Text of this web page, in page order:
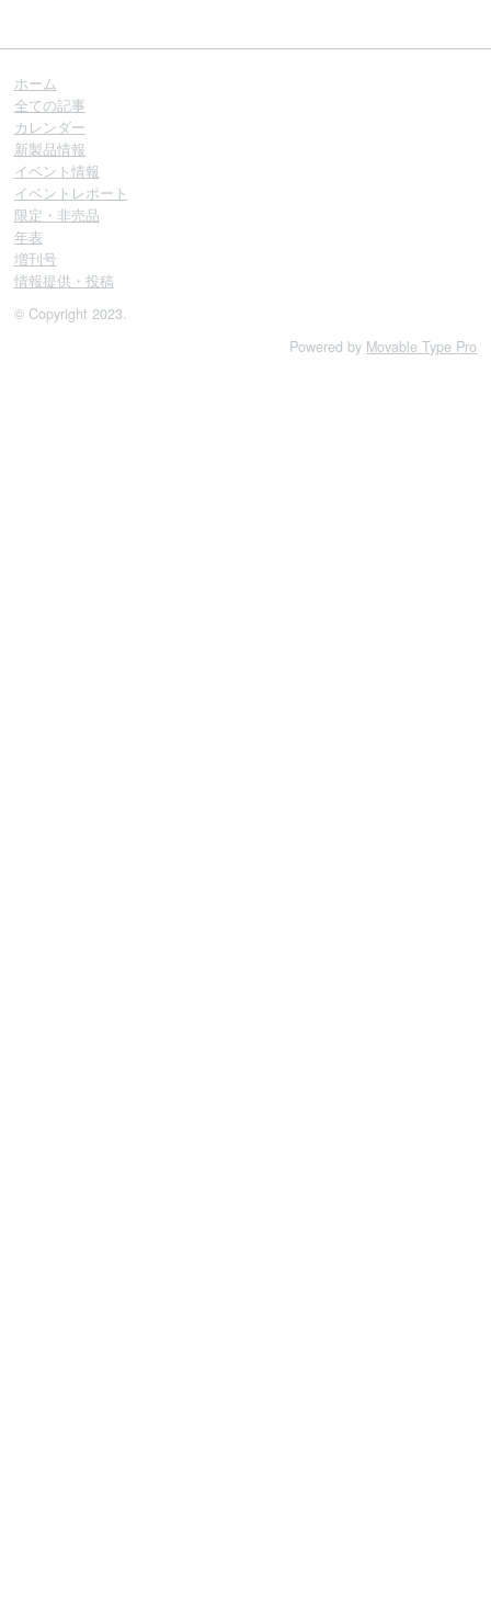
ホーム
全ての記事
カレンダー
新製品情報
イベント情報
イベントレポート
限定・非売品
年表
増刊号
情報提供・投稿
© Copyright 2023.
Powered by Movable Type Pro